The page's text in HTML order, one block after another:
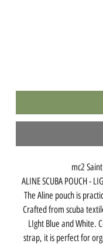
ALINE SCUBA POUCH -
The Aline pouch is
Crafted from scuba
LIght Blue and White.
strap, it is perfect for